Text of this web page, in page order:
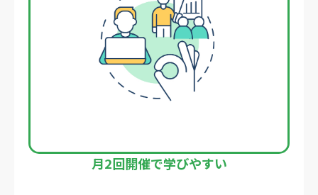
月2回開催で学びやすい